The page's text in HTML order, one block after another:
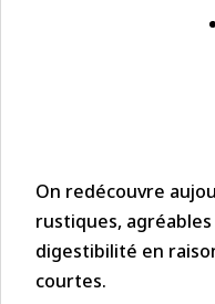
On redécouvre
rustiques,
digestibilité en
courtes.